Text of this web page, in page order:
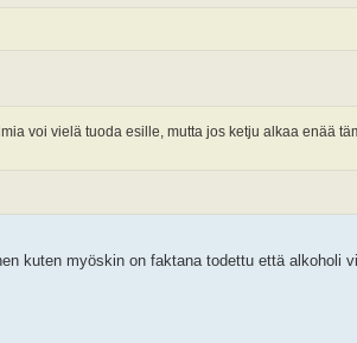
voi vielä tuoda esille, mutta jos ketju alkaa enää
kuten myöskin on faktana todettu että alkoholi